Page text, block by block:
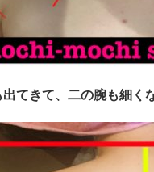
てきて、二の腕も細く